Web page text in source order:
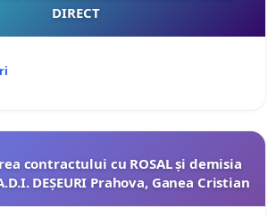
DIRECT
contractului cu ROSAL și demisia
DEȘEURI Prahova, Ganea Cristian